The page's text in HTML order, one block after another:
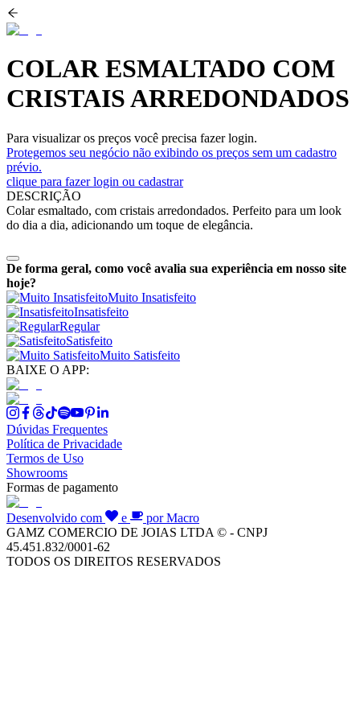
COLAR ESMALTADO COM
CRISTAIS ARREDONDADOS
Para visualizar os preços você precisa fazer login.
Protegemos seu negócio não exibindo os preços sem um cadastro
prévio.
clique para fazer login ou cadastrar
DESCRIÇÃO
Colar esmaltado, com cristais arredondados. Perfeito para um look
do dia a dia, adicionando um toque de elegância.
De forma geral, como você avalia sua experiência em nosso site
hoje?
Muito Insatisfeito
Insatisfeito
Regular
Satisfeito
Muito Satisfeito
BAIXE O APP:
Dúvidas Frequentes
Política de Privacidade
Termos de Uso
Showrooms
Formas de pagamento
Desenvolvido com e
por Macro
GAMZ COMERCIO DE JOIAS LTDA © - CNPJ
45.451.832/0001-62
TODOS OS DIREITOS RESERVADOS